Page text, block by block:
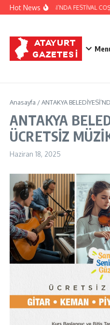
İçeriğe atla
Hot NewsYAYLADAĞI’NDA FESTİVAL
Anasayfa /ANTAKYA
ANTAKYA
ÜCRETSİZ
Haziran 18, 2025